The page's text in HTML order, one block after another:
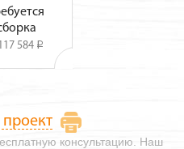
584 i
консультацию. Наш